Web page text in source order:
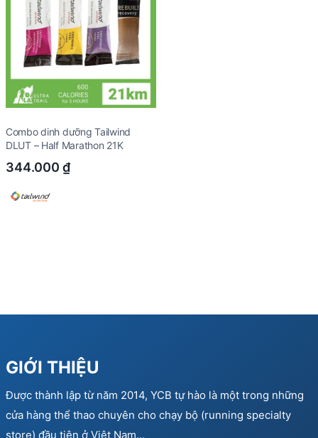
Combo dinh dưỡng Tailwind
DLUT – Half Marathon 21K
344.000 ₫
GIỚI THIỆU
Được thành lập từ năm 2014, YCB tự hào là một trong những
cửa hàng thể thao chuyên cho chạy bộ (running specialty
store) đầu tiên ở Việt Nam…